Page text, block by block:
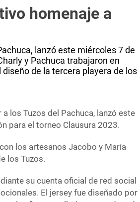
homenaje a
lanzó este miércoles 7 de
y Pachuca trabajaron en
de la tercera playera de los
los Tuzos del Pachuca, lanzó este
para el torneo Clausura 2023.
los artesanos Jacobo y María
los Tuzos.
su cuenta oficial de red social
El jersey fue diseñado por